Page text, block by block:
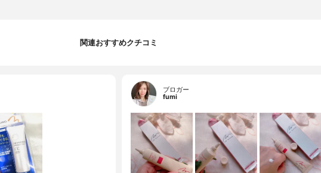
関連おすすめクチコミ
ブロガー
fumi